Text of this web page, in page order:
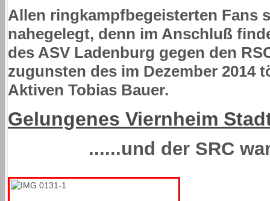
Allen ringkampfbegeisterten Fans
nahegelegt, denn im Anschluß
des ASV Ladenburg gegen den
zugunsten des im Dezember 2014
Aktiven Tobias Bauer.
Gelungenes Viernheim
......und der SRC